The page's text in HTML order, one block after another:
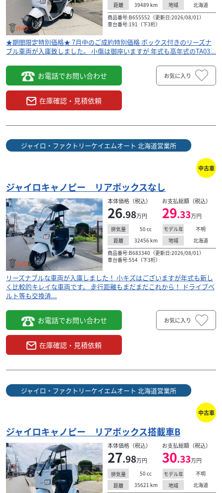
距離
39489 km 地域
北海道
商品番号:B655552（更新日:2026/08/01）
車台番号:191（下3桁）
★期間限定特別価格★ 7月中のご成約特別価格 ボックス付きのリーズナ
ブル車両が入庫致しました。 小傷は御座いますが 年式も高年式のTA03...
お電話でお問い合わせ
在庫確認・見積依頼
お気に入り
ジャイロ・ファクトリーケイエムオート 北海道営業所
中古車
ジャイロキャノピー リアボックスなし
本体価格（税込）
26.98万円
お支払総額（税込）
29.33万円
排気量 50 cc モデル年
不明
距離
32456 km 地域
北海道
商品番号:B683340（更新日:2026/08/01）
車台番号:554（下3桁）
リーズナブルな車両が入庫しました！ 小キズはございますが年式も新し
く比較的キレイな車両です。 走行距離もまだまだこれから！ ドライブベ
ルト等も交換済...
お電話でお問い合わせ
在庫確認・見積依頼
お気に入り
ジャイロ・ファクトリーケイエムオート 北海道営業所
中古車
ジャイロキャノピー リアボックス搭載車B
本体価格（税込）
27.98万円
お支払総額（税込）
30.33万円
排気量 50 cc モデル年
不明
距離
35621 km 地域
北海道